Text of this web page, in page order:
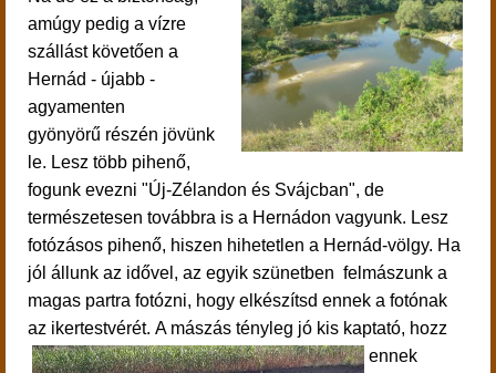
amúgy pedig a vízre
szállást követően a
Hernád - újabb -
agyamenten
gyönyörű részén jövünk
le. Lesz több pihenő,
fogunk evezni "Új-Zélandon és Svájcban", de
természetesen továbbra is a Hernádon vagyunk. Lesz
fotózásos pihenő, hiszen hihetetlen a Hernád-völgy. Ha
jól állunk az idővel, az egyik szünetben felmászunk a
magas partra fotózni, hogy elkészítsd ennek a fotónak
az ikertestvérét. A mászás tényleg jó kis kaptató, hozz
ennek